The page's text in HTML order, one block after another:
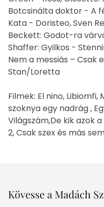
Botcsinálta doktor - A
Kata - Doristeo, Sven
Beckett: Godot-ra
Shaffer: Gyilkos -
Nem a messiás – Csak
Stan/Loretta
Filmek: El nino,
szoknya egy nadrág ,
Világszám,De kik azok
2, Csak szex és más
Kövesse a Madách